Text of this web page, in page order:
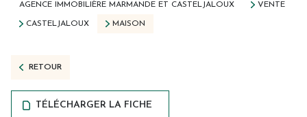
AGENCE IMMOBILIÈRE MARMANDE ET CASTELJALOUX VENTE
CASTELJALOUX MAISON
RETOUR
TÉLÉCHARGER LA FICHE